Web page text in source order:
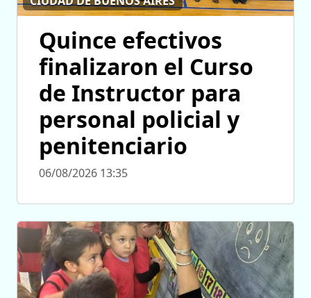
Quince efectivos
finalizaron el Curso
de Instructor para
personal policial y
penitenciario
06/08/2026 13:35